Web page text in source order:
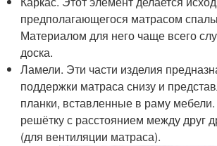
предполагающегося матрасом
Материалом для него чаще всего
доска.
Ламели. Эти части изделия
поддержки матраса снизу и
планки, вставленные в раму
решётку с расстоянием между друг
(для вентиляции матраса).